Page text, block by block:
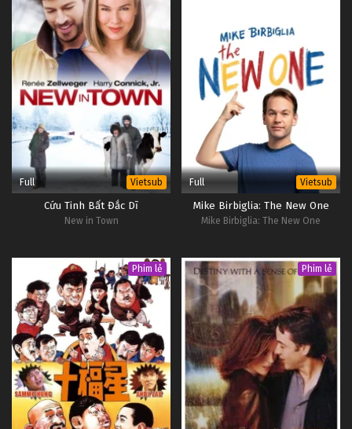
Full Vietsub
Cứu Tinh Bất Đắc Dĩ
New in Town
Full Vietsub
Mike Birbiglia: The New One
Mike Birbiglia: The New One
Phim lẻ Phim lẻ